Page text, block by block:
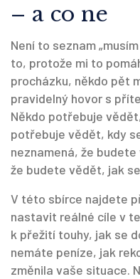
– a co ne
Není to seznam
to, protože mi to
procházku, někdo pět
pravidelný hovor s
Někdo potřebuje
potřebuje vědět, kdy
neznamená, že
že budete vědět, jak
V této sbírce najdete
nastavit reálné cíle v
k přežití touhy, jak se
nemáte peníze, jak
změnila vaše situace.